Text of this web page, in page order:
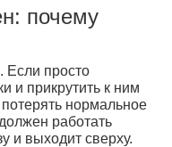
почему
Если просто
и прикрутить к ним
нормальное
работать
и выходит сверху.